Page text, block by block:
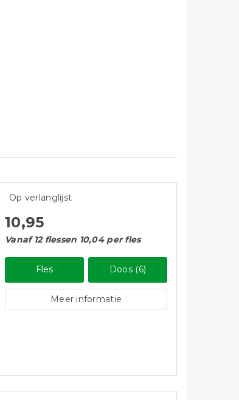
Op verlanglijst
10,95
Vanaf 12 flessen 10,04 per fles
Fles Doos (6)
Meer informatie